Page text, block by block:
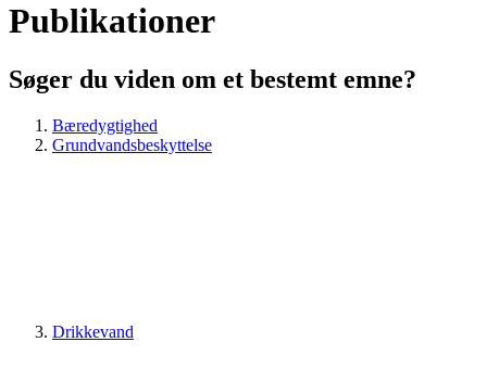
Publikationer
Søger du viden om et bestemt emne?
Bæredygtighed
Grundvandsbeskyttelse
Drikkevand